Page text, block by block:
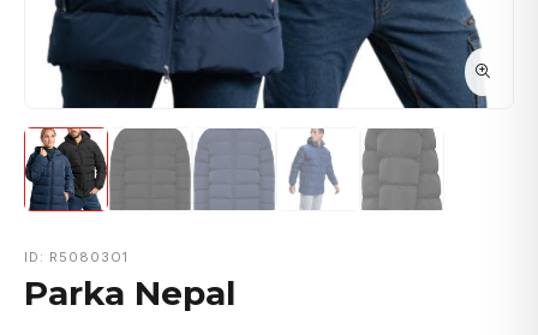
ID: R50803O1
Parka Nepal